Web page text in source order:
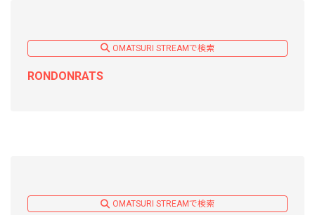
OMATSURI STREAMで検索
RONDONRATS
OMATSURI STREAMで検索